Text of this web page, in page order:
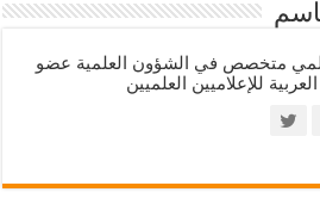
متخصص في الشؤون العلمية عضو
للإعلاميين العلميين